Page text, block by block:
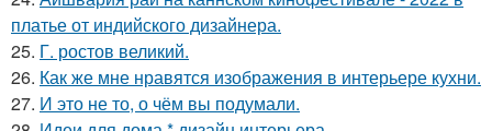
платье от индийского дизайнера.
25. Г. ростов великий.
26. Как же мне нравятся изображения в интерьере кухни.
27. И это не то, о чём вы подумали.